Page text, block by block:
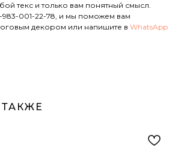
текс и только вам понятный смысл.
983-001-22-78, и мы поможем вам
декором или напишите в WhatsApp